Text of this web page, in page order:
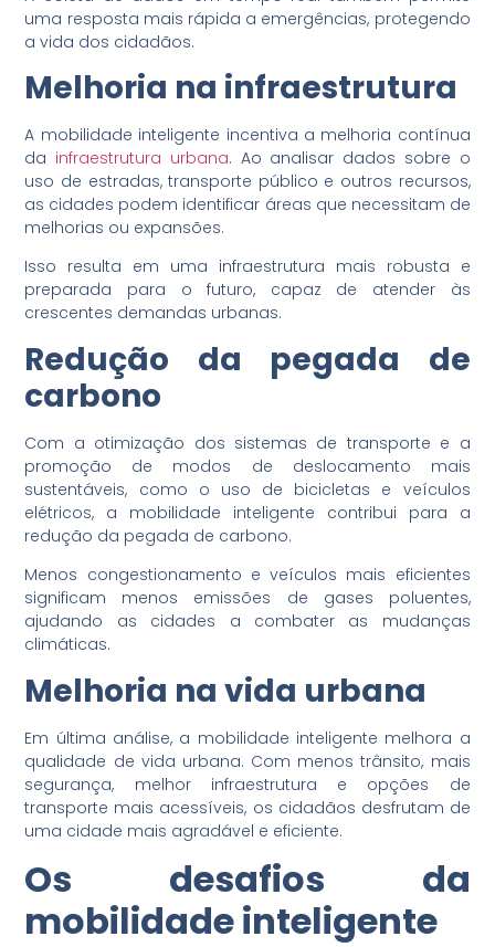
uma resposta mais rápida a emergências, protegendo
a vida dos cidadãos.
Melhoria na infraestrutura
A mobilidade inteligente incentiva a melhoria contínua
da infraestrutura urbana. Ao analisar dados sobre o
uso de estradas, transporte público e outros recursos,
as cidades podem identificar áreas que necessitam de
melhorias ou expansões.
Isso resulta em uma infraestrutura mais robusta e
preparada para o futuro, capaz de atender às
crescentes demandas urbanas.
Redução da pegada de
carbono
Com a otimização dos sistemas de transporte e a
promoção de modos de deslocamento mais
sustentáveis, como o uso de bicicletas e veículos
elétricos, a mobilidade inteligente contribui para a
redução da pegada de carbono.
Menos congestionamento e veículos mais eficientes
significam menos emissões de gases poluentes,
ajudando as cidades a combater as mudanças
climáticas.
Melhoria na vida urbana
Em última análise, a mobilidade inteligente melhora a
qualidade de vida urbana. Com menos trânsito, mais
segurança, melhor infraestrutura e opções de
transporte mais acessíveis, os cidadãos desfrutam de
uma cidade mais agradável e eficiente.
Os desafios da
mobilidade inteligente